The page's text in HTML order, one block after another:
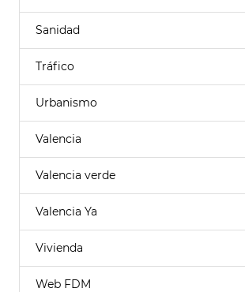
Sanidad
Tráfico
Urbanismo
Valencia
Valencia verde
Valencia Ya
Vivienda
Web FDM